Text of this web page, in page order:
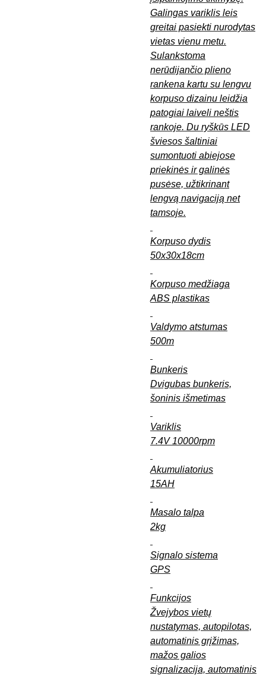
Galingas variklis leis
greitai pasiekti nurodytas
vietas vienu metu.
Sulankstoma
nerūdijančio plieno
rankena kartu su lengvu
korpuso dizainu leidžia
patogiai laiveli neštis
rankoje. Du ryškūs LED
šviesos šaltiniai
sumontuoti abiejose
priekinės ir galinės
pusėse, užtikrinant
lengvą navigaciją net
tamsoje.
Korpuso dydis
50x30x18cm
Korpuso medžiaga
ABS plastikas
Valdymo atstumas
500m
Bunkeris
Dvigubas bunkeris,
šoninis išmetimas
Variklis
7.4V 10000rpm
Akumuliatorius
15AH
Masalo talpa
2kg
Signalo sistema
GPS
Funkcijos
Žvejybos vietų
nustatymas, autopilotas,
automatinis grįžimas,
mažos galios
signalizacija, automatinis